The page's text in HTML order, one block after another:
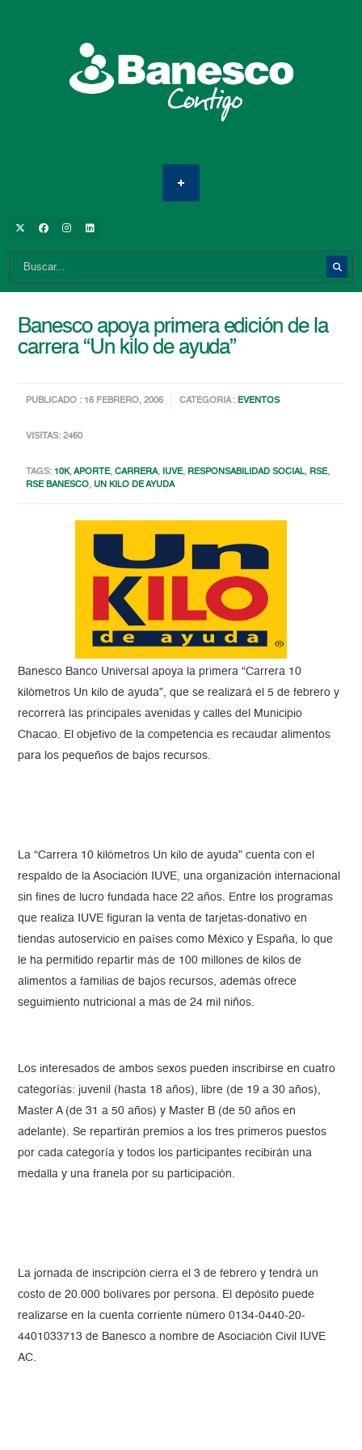
Banesco apoya primera edición de la
carrera “Un kilo de ayuda”
PUBLICADO : 16 FEBRERO, 2006 CATEGORIA : EVENTOS
VISITAS: 2460
TAGS: 10K,APORTE,CARRERA, IUVE, RESPONSABILIDAD SOCIAL, RSE,
RSE BANESCO,UN KILO DE AYUDA
Banesco Banco Universal apoya la primera “Carrera 10
kilómetros Un kilo de ayuda”, que se realizará el 5 de febrero y
recorrerá las principales avenidas y calles del Municipio
Chacao. El objetivo de la competencia es recaudar alimentos
para los pequeños de bajos recursos.
La “Carrera 10 kilómetros Un kilo de ayuda” cuenta con el
respaldo de la Asociación IUVE, una organización internacional
sin fines de lucro fundada hace 22 años. Entre los programas
que realiza IUVE figuran la venta de tarjetas-donativo en
tiendas autoservicio en países como México y España, lo que
le ha permitido repartir más de 100 millones de kilos de
alimentos a familias de bajos recursos, además ofrece
seguimiento nutricional a más de 24 mil niños.
Los interesados de ambos sexos pueden inscribirse en cuatro
categorías: juvenil (hasta 18 años), libre (de 19 a 30 años),
Master A (de 31 a 50 años) y Master B (de 50 años en
adelante). Se repartirán premios a los tres primeros puestos
por cada categoría y todos los participantes recibirán una
medalla y una franela por su participación.
La jornada de inscripción cierra el 3 de febrero y tendrá un
costo de 20.000 bolívares por persona. El depósito puede
realizarse en la cuenta corriente número 0134-0440-20-
4401033713 de Banesco a nombre de Asociación Civil IUVE
AC.